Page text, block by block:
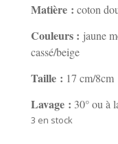
Matière : coton
Couleurs : jaune
cassé/beige
Taille : 17 cm/8cm
Lavage : 30° ou à
3 en stock